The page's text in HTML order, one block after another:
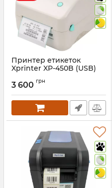
Принтер етикеток
Xprinter XP-450B (USB)
3 600 грн